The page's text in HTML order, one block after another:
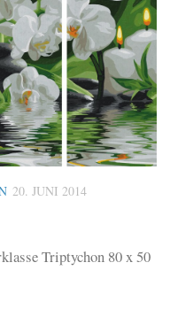
20. JUNI 2014
Triptychon 80 x 50